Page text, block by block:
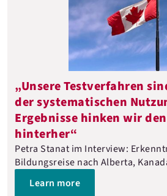
„Unsere Testverfahren
der systematischen
Ergebnisse hinken wir
hinterher“
Petra Stanat im Interview:
Bildungsreise nach Alberta,
Learn more